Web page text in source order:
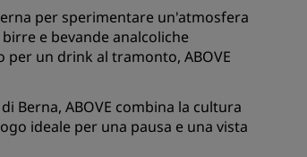
ISCRIVITI
per sperimentare un'atmosfera
e bevande analcoliche
un drink al tramonto, ABOVE
Berna, ABOVE combina la cultura
ideale per una pausa e una vista